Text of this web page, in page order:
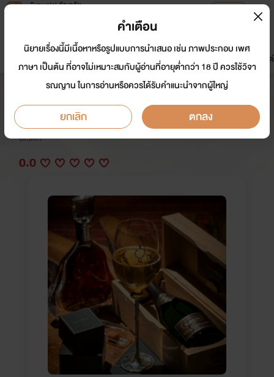
Tunwalai ธัญวลัย
หน้าแรก นิยาย อีบุ๊ก การ์ตูน
มาใหม่
ดรีมแชท ธัญลิสต์
น้ำตามัจจุราช (จบ)
นักเขียน: Gloucester
อีโรติก
0.0
คำเตือน
นิยายเรื่องนี้มีเนื้อหาหรือรูปแบบการนำเสนอ เช่น ภาพประกอบ เพศ
ภาษา เป็นต้น ที่อาจไม่เหมาะสมกับผู้อ่านที่อายุต่ำกว่า 18 ปี ควรใช้วิจา
รณญาน ในการอ่านหรือควรได้รับคำแนะนำจากผู้ใหญ่
ยกเลิก ตกลง